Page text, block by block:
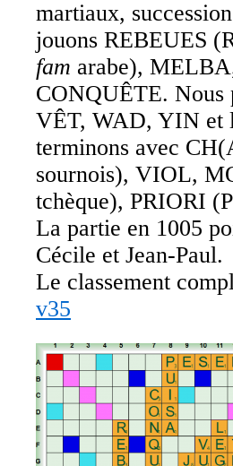
martiaux,
jouons REBEUES
fam arabe),
CONQUÊTE.
VÊT, WAD, YIN et
terminons avec
sournois), VIOL,
tchèque), PRIORI
La partie en 1005
Cécile et Jean-Paul.
Le classement
v35